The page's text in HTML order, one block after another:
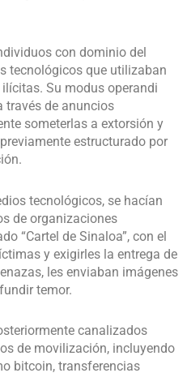
con dominio del
tecnológicos que utilizaban
Su modus operandi
través de anuncios
someterlas a extorsión y
estructurado por
tecnológicos, se hacían
de organizaciones
“Cartel de Sinaloa”, con el
y exigirles la entrega de
les enviaban imágenes
temor.
canalizados
de movilización, incluyendo
bitcoin, transferencias